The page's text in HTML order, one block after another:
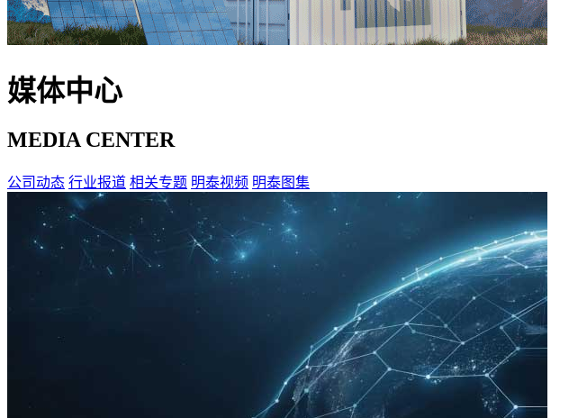
媒体中心
MEDIA CENTER
公司动态 行业报道 相关专题 明泰视频 明泰图集